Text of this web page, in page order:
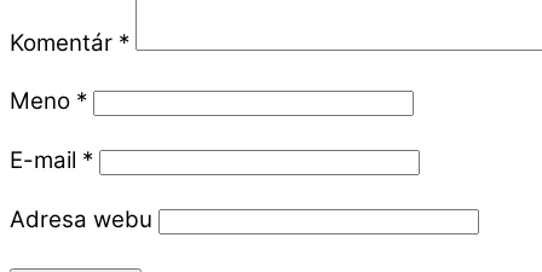
Komentár *
Meno *
E-mail *
Adresa webu